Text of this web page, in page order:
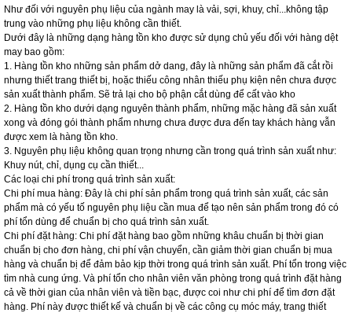
Như đối với nguyên phụ liệu của ngành may là vải, sợi, khuy, chỉ...không tập
trung vào những phụ liệu không cần thiết.
Dưới đây là những dạng hàng tồn kho được sử dụng chủ yếu đối với hàng dệt
may bao gồm:
1. Hàng tồn kho những sản phẩm dở dang, đây là những sản phẩm đã cắt rồi
nhưng thiết trang thiết bị, hoặc thiếu công nhân thiếu phụ kiện nên chưa được
sản xuất thành phẩm. Sẽ trả lại cho bộ phận cắt dùng để cất vào kho
2. Hàng tồn kho dưới dạng nguyên thành phẩm, những mặc hàng đã sản xuất
xong và đóng gói thành phẩm nhưng chưa được đưa đến tay khách hàng vẫn
được xem là hàng tồn kho.
3. Nguyên phụ liệu không quan trọng nhưng cần trong quá trình sản xuất như:
Khuy nút, chỉ, dụng cụ cần thiết...
Các loại chi phí trong quá trình sản xuất:
Chi phí mua hàng: Đây là chi phí sản phẩm trong quá trình sản xuất, các sản
phẩm mà có yếu tố nguyên phụ liệu cần mua để tạo nên sản phẩm trong đó có
phí tổn dùng để chuẩn bị cho quá trình sản xuất.
Chi phí đặt hàng: Chi phí đặt hàng bao gồm những khâu chuẩn bị thời gian
chuẩn bị cho đơn hàng, chi phí vận chuyển, cần giảm thời gian chuẩn bị mua
hàng và chuẩn bị để đảm bảo kịp thời trong quá trình sản xuất. Phí tổn trong việc
tìm nhà cung ứng. Và phí tổn cho nhân viên văn phòng trong quá trình đặt hàng
cả về thời gian của nhân viên và tiền bạc, được coi như chi phí để tìm đơn đặt
hàng. Phí này được thiết kế và chuẩn bị về các công cụ móc máy, trang thiết